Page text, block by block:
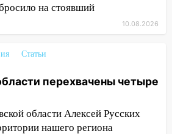
врезался в
атаки беспилотников в
люди: в
траур
выпало больше
осадков и упало 111
на стоявший
10.08.2026
Статьи
перехвачены четыре
области Алексей Русских
нашего региона